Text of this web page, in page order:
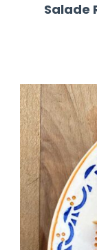
Salade